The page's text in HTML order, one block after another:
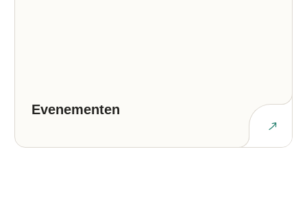
Evenementen